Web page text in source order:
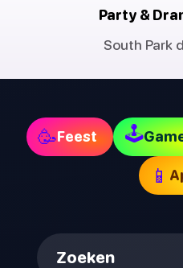
Party &
South Park
🥳Feest 🕹
📱
Zoeken